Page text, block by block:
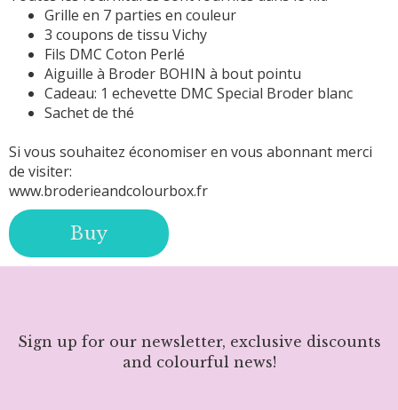
Grille en 7 parties en couleur
3 coupons de tissu Vichy
Fils DMC Coton Perlé
Aiguille à Broder BOHIN à bout pointu
Cadeau: 1 echevette DMC Special Broder blanc
Sachet de thé
Si vous souhaitez économiser en vous abonnant merci
de visiter:
www.broderieandcolourbox.fr
Buy
Sign up for our newsletter, exclusive discounts
and colourful news!